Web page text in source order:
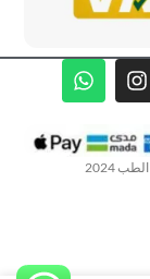
2024